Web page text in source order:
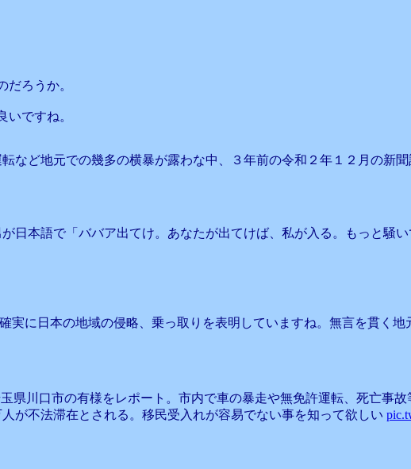
ろうか。
ですね。
など地元での幾多の横暴が露わな中、３年前の令和２年１２月の新
日本語で「ババア出てけ。あなたが出てけば、私が入る。もっと騒い
に日本の地域の侵略、乗っ取りを表明していますね。無言を貫く地
県川口市の有様をレポート。市内で車の暴走や無免許運転、死亡事故
が不法滞在とされる。移民受入れが容易でない事を知って欲しい